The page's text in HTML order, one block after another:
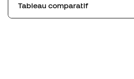
Tableau comparatif